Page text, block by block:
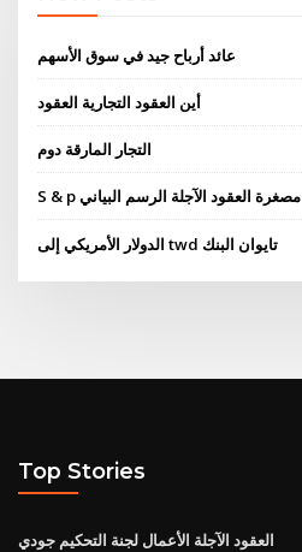
عائد أرباح جيد في سوق الأسهم
أين العقود التجارية العقود
التجار المارقة دوم
S & p مصغرة العقود الآجلة الرسم البياني
الدولار الأمريكي إلى twd تايوان البنك
Top Stories
العقود الآجلة الأعمال لجنة التحكيم جودي